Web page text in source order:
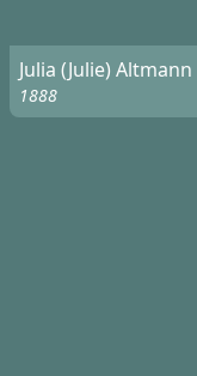
Julia (Julie) Altmann
1888